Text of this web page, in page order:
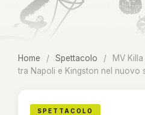
Home / Spettacolo /
MV
tra Napoli e Kingston nel nuovo
SPETTACOLO